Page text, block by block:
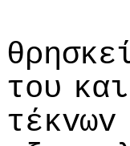
τoυ και
τέκvωv